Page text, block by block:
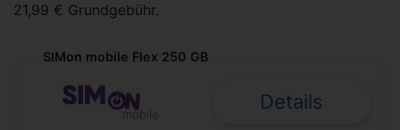
21,99 € Grundgebühr.
SIMon mobile Flex 250 GB
Details